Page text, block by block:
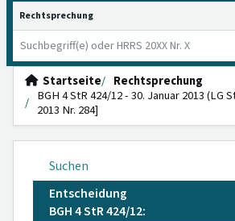
HRRS durchsuchen
Startseite
Rechtsprechung
BGH 4 StR 424/12 - 30. Januar 2013 (LG
2013 Nr. 284]
Suchen
Entscheidung
BGH 4 StR 424/12: